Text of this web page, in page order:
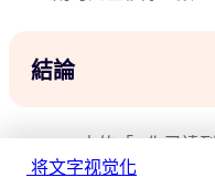
結論
ChatGPT 中的「Y你已達
誤通常只是暫時性的，多
将文字视觉化